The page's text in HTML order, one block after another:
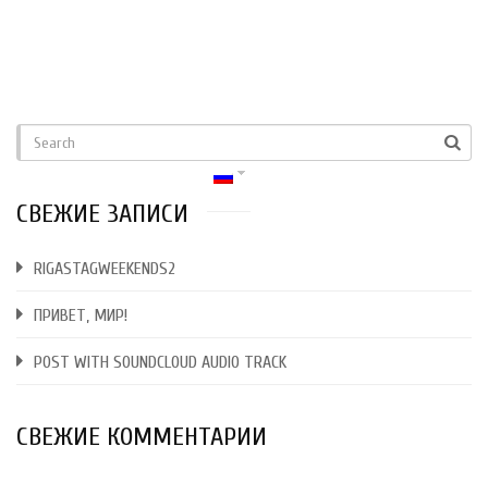
СВЕЖИЕ ЗАПИСИ
RIGASTAGWEEKENDS2
ПРИВЕТ, МИР!
POST WITH SOUNDCLOUD AUDIO TRACK
СВЕЖИЕ КОММЕНТАРИИ